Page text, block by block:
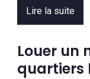
Lire la suite
Louer un
quartiers